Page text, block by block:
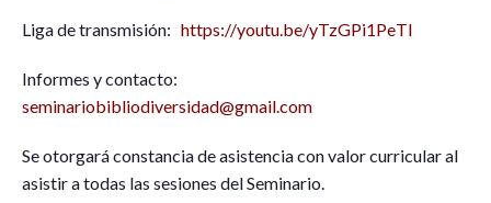
Liga de transmisión: https://youtu.be/yTzGPi1PeTI
Informes y contacto:
seminariobibliodiversidad@gmail.com
Se otorgará constancia de asistencia con valor curricular al
asistir a todas las sesiones del Seminario.